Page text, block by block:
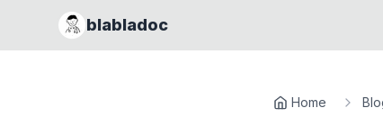
blabladoc
Home